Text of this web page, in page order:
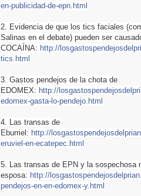
en-publicidad-de-epn.html
2. Evidencia de que los tics faciales
Salinas en el debate) pueden ser
COCAÍNA: http://
tics.html
3. Gastos pendejos de la chota de
EDOMEX: http://
edomex-gasta-lo-pendejo.html
4. Las transas de
Eburriel: http://
eruviel-en-ecatepec.html
5. Las transas de EPN y la sospechosa
esposa: http://
pendejos-en-en-edomex-y.html